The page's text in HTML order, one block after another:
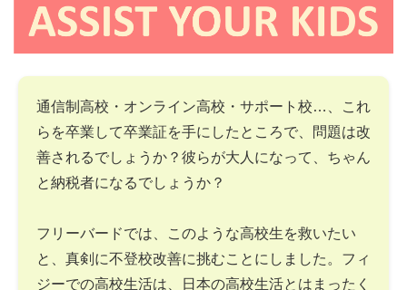
通信制高校・オンライン高校・サポート校…、これ
らを卒業して卒業証を手にしたところで、問題は改
善されるでしょうか？彼らが大人になって、ちゃん
と納税者になるでしょうか？
フリーバードでは、このような高校生を救いたい
と、真剣に不登校改善に挑むことにしました。フィ
ジーでの高校生活は、日本の高校生活とはまったく